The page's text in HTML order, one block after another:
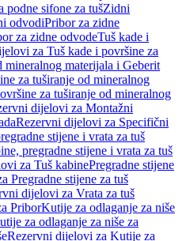
podne sifone za tušZidni
odvodiPribor za zidne
za zidne odvodeTuš kade i
za Tuš kade i površine za
mineralnog materijala i Geberit
za tuširanje od mineralnog
za tuširanje od mineralnog
dijelovi za Montažni
Rezervni dijelovi za Specifični
stijene i vrata za tuš
pregradne stijene i vrata za tuš
za Tuš kabinePregradne stijene
Pregradne stijene za tuš
dijelovi za Vrata za tuš
PriborKutije za odlaganje za niše
za odlaganje za niše za
Rezervni dijelovi za Kutije za